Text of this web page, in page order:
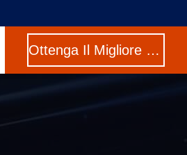
Ottenga Il Migliore Prezzo